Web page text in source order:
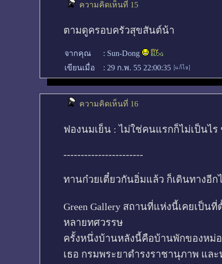
ความคิดเห็นที่ 15
ตามดูครอบครัวสุขสันต์น้า
จากคุณ : Sun-Dong
เขียนเมื่อ
: 29 ก.พ. 55 22:00:35
ความคิดเห็นที่ 16
ฟองนมเย็น : ไม่ใช่คนแรกก็ไม่เป็นไ
-----------------------
ทานก๋วยเตี๋ยวกันอิ่มแล้ว ก็เดินทางอีก
Green Gallery สถานที่แห่งนี้เคยเป็น
หลายทศวรรษ
ครั้งหนึ่งบ้านหลังนี้คือบ้านพักของหม่อ
เธอ กรมพระยาดำรงราชานุภาพ แล